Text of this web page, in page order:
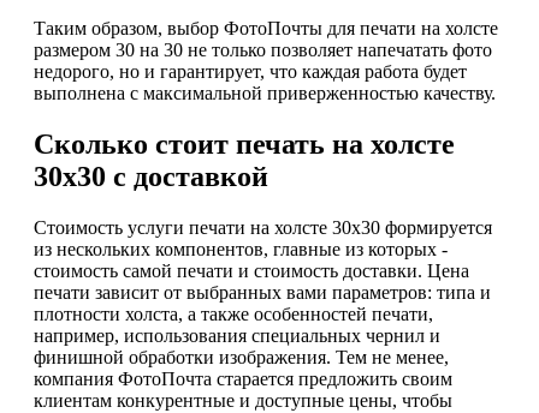
Таким образом, выбор ФотоПочты для печати на холсте
размером 30 на 30 не только позволяет напечатать фото
недорого, но и гарантирует, что каждая работа будет
выполнена с максимальной приверженностью качеству.
Сколько стоит печать на холсте
30х30 с доставкой
Стоимость услуги печати на холсте 30х30 формируется
из нескольких компонентов, главные из которых -
стоимость самой печати и стоимость доставки. Цена
печати зависит от выбранных вами параметров: типа и
плотности холста, а также особенностей печати,
например, использования специальных чернил и
финишной обработки изображения. Тем не менее,
компания ФотоПочта старается предложить своим
клиентам конкурентные и доступные цены, чтобы